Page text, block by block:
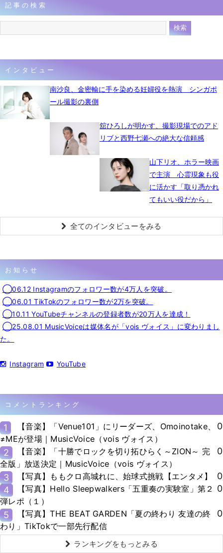
5月12日 14時55分
記事の検索
インタビュー
南沙良、金密輸に手を染める妊婦役を熱演 シンガポ
ール撮影の裏側
舘ひろしが明かす、撮影現場でのアド
リブと西野七瀬への絶大な信頼感
山下リオ、ホラー映画
で主演 心霊現象も役
に活かす「取り憑かれ
てもいい役だから」
全てのインタビューをみる
お知らせ
◯06.12 Instagramのフォロワー数が4万人を突破。
◯06.01 TikTokのフォロワー数が2万を突破。
◯10.11 YouTubeチャンネルの登録者数が20万人を達成！
◯25.08.01 MusicVoiceは媒体名が「vois ヴォイス」に変わりまし
た。
Instagram YouTube
コメントランキング
1
【音楽】「Venue101」にリーダーズ、Omoinotake、
≠MEが登場｜MusicVoice（vois ヴォイス）
0
2
【音楽】「十勝でロックを切り拓ひらく～ZION～ 完
全版」放送決定｜MusicVoice（vois ヴォイス）
0
3 【写真】ももクロ高城れに、始球式挑戦【エンタメ】
0
4
【写真】Hello Sleepwalkers「五重奏の実験室」第２
弾レポ（１）
0
5
【写真】THE BEAT GARDEN「夏の終わり 友達の終
わり」TikTokで一部先行配信
0
ランキングをもっとみる